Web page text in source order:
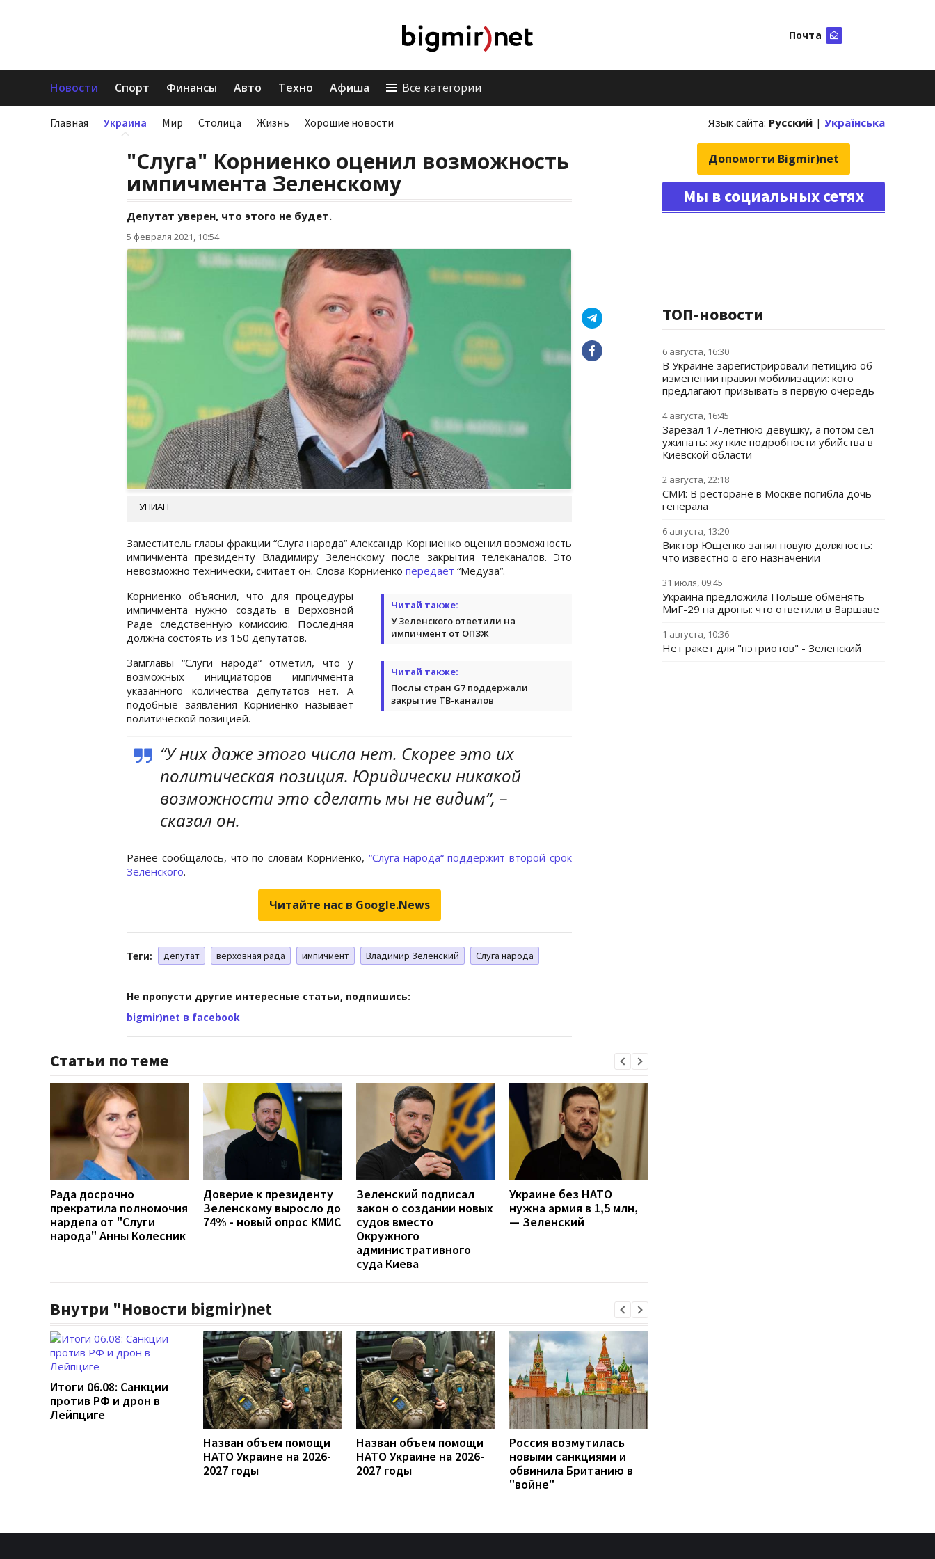
Почта
Новости Спорт Финансы Авто Техно Афиша Все категории
Главная Украина Мир Столица Жизнь Хорошие новости Язык сайта: Русский | Українська
"Слуга" Корниенко оценил возможность
импичмента Зеленскому
Депутат уверен, что этого не будет.
5 февраля 2021, 10:54
УНИАН
Заместитель главы фракции “Слуга народа“ Александр Корниенко оценил возможность
импичмента президенту Владимиру Зеленскому после закрытия телеканалов. Это
невозможно технически, считает он. Слова Корниенко передает “Медуза“.
Читай также:
У Зеленского ответили на
импичмент от ОПЗЖ
Корниенко объяснил, что для процедуры
импичмента нужно создать в Верховной
Раде следственную комиссию. Последняя
должна состоять из 150 депутатов.
Читай также:
Послы стран G7 поддержали
закрытие ТВ-каналов
Замглавы “Слуги народа“ отметил, что у
возможных инициаторов импичмента
указанного количества депутатов нет. А
подобные заявления Корниенко называет
политической позицией.
“У них даже этого числа нет. Скорее это их
политическая позиция. Юридически никакой
возможности это сделать мы не видим“, –
сказал он.
Ранее сообщалось, что по словам Корниенко, “Слуга народа“ поддержит второй срок
Зеленского.
Читайте нас в Google.News
Теги: депутат верховная рада импичмент Владимир Зеленский Слуга народа
Не пропусти другие интересные статьи, подпишись:
bigmir)net в facebook
Статьи по теме
Рада досрочно
прекратила полномочия
нардепа от "Слуги
народа" Анны Колесник
Доверие к президенту
Зеленскому выросло до
74% - новый опрос КМИС
Зеленский подписал
закон о создании новых
судов вместо
Окружного
административного
суда Киева
Украине без НАТО
нужна армия в 1,5 млн,
— Зеленский
Внутри "Новости bigmir)net
Итоги 06.08: Санкции
против РФ и дрон в
Лейпциге
Назван объем помощи
НАТО Украине на 2026-
2027 годы
Назван объем помощи
НАТО Украине на 2026-
2027 годы
Россия возмутилась
новыми санкциями и
обвинила Британию в
"войне"
Допомогти Bigmir)net
Мы в социальных сетях
ТОП-новости
6 августа, 16:30
В Украине зарегистрировали петицию об
изменении правил мобилизации: кого
предлагают призывать в первую очередь
4 августа, 16:45
Зарезал 17-летнюю девушку, а потом сел
ужинать: жуткие подробности убийства в
Киевской области
2 августа, 22:18
СМИ: В ресторане в Москве погибла дочь
генерала
6 августа, 13:20
Виктор Ющенко занял новую должность:
что известно о его назначении
31 июля, 09:45
Украина предложила Польше обменять
МиГ-29 на дроны: что ответили в Варшаве
1 августа, 10:36
Нет ракет для "пэтриотов" - Зеленский